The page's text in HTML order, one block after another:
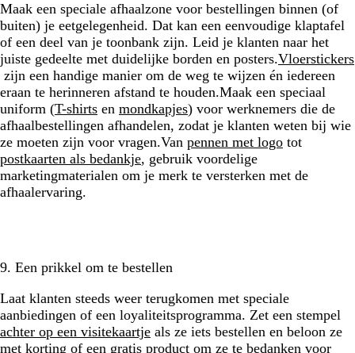
Maak een speciale afhaalzone voor bestellingen binnen (of
buiten) je eetgelegenheid. Dat kan een eenvoudige klaptafel
of een deel van je toonbank zijn. Leid je klanten naar het
juiste gedeelte met duidelijke borden en posters.Vloerstickers
zijn een handige manier om de weg te wijzen én iedereen
eraan te herinneren afstand te houden.Maak een speciaal
uniform (T-shirts en mondkapjes) voor werknemers die de
afhaalbestellingen afhandelen, zodat je klanten weten bij wie
ze moeten zijn voor vragen.Van pennen met logo tot
postkaarten als bedankje, gebruik voordelige
marketingmaterialen om je merk te versterken met de
afhaalervaring.
9. Een prikkel om te bestellen
Laat klanten steeds weer terugkomen met speciale
aanbiedingen of een loyaliteitsprogramma. Zet een stempel
achter op een visitekaartje als ze iets bestellen en beloon ze
met korting of een gratis product om ze te bedanken voor